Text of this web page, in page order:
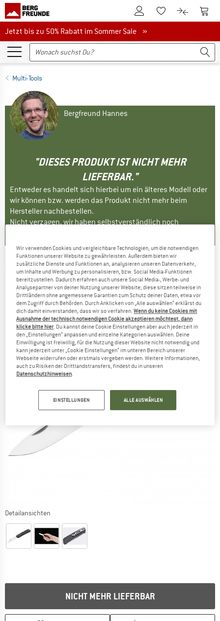
Zum KundenkontoZum Merkzettel.
Zum Zum
Jetzt bis zu 50% Rabatt im Sommer Sale
Jetzt bis zu 50% Rabatt im Sommer Sale »
Multi-Tools
Bergfreund Hannes
"DIESES PRODUKT IST NICHT MEHR
LIEFERBAR."
Entweder es handelt sich hierbei um ein älteres Modell oder
wir können bzw. werden das Produkt nicht mehr beim
Hersteller nachbestellen.
Nicht verzagen, wir haben selbstverständlich noch
BÖKER PLUS -Tech Tool City 1 - Sackmesser
(0)
Detailansichten
NICHT MEHR LIEFERBAR
Wir verwenden Cookies und vergleichbare Technologien, um die notwendigen
Funktionen unserer Website zu gewährleisten. Außerdem bieten wir
zusätzliche Dienste und Funktionen an, analysieren unseren Datenverkehr,
um Inhalte und Werbung zu personalisieren, bzw. Social Media-Funktionen
bereitzustellen. Dadurch erfahren auch unsere Social Media-, Werbe- und
Analysepartner von deiner Nutzung unserer Website; diese sitzen teilweise in
Drittländern ohne angemessene Garantien zum Schutz deiner Daten, etwa vor
dem Zugriff durch Behörden. Durch Anklicken von „Alle auswählen“ erklärst du
dich damit einverstanden, dass wir so verfahren.Wenn du keine Cookies mit
Ausnahme der technisch notwendigen Cookie akzeptieren möchtest, dann
klicke bitte hier . Du kannst deine Cookie Einstellungen aber auch jederzeit in
den „Einstellungen“ anpassen und einzelne Kategorien auswählen. Deine
Einwilligung ist freiwillig, für die Nutzung dieser Website nicht notwendig und
kann jederzeit unter „Cookie Einstellungen“ im unteren Bereich unserer
Webseite widerrufen oder erstmals vergeben werden. Weitere Informationen,
auch zu Risiken der Drittlandstransfers, findest du in unseren
Datenschutzhinweisen
EINSTELLUNGEN ALLE AUSWÄHLEN